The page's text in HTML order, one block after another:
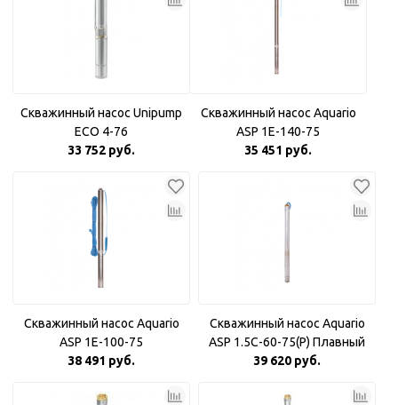
Скважинный насос Unipump
ECO 4-76
33 752 руб.
Скважинный насос Aquario
ASP 1E-140-75
35 451 руб.
Скважинный насос Aquario
ASP 1E-100-75
38 491 руб.
Скважинный насос Aquario
ASP 1.5С-60-75(P) Плавный
пуск
39 620 руб.